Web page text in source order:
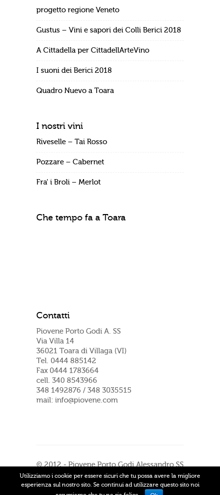
progetto regione Veneto
Gustus – Vini e sapori dei Colli Berici 2018
A Cittadella per CittadellArteVino
I suoni dei Berici 2018
Quadro Nuevo a Toara
I nostri vini
Riveselle – Tai Rosso
Pozzare – Cabernet
Fra' i Broli – Merlot
Che tempo fa a Toara
Contatti
Piovene Porto Godi A. SS
Via Villa 14
36021 Toara di Villaga (VI)
Tel. 0444 885142
Fax 0444 1783664
cell. 340 8543966
348 1492876 / 348 3035515
mail: info@piovene.com
© 2012 - Piovene Porto Godi Alessandro SS
P.IVA 00763110244 - Sito realizzato da
Studio Cru| Privacy e Cookie Policy
Utilizziamo i cookie per essere sicuri che tu possa avere la migliore
esperienza sul nostro sito. Se continui ad utilizzare questo sito noi